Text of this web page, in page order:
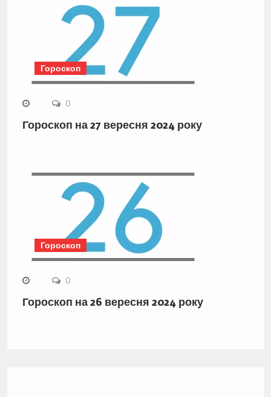
Гороскоп
0
Гороскоп на 27 вересня 2024 року
Гороскоп
0
Гороскоп на 26 вересня 2024 року